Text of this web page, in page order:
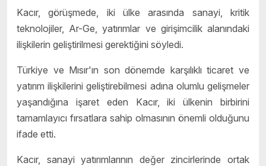
Kacır, görüşmede, iki ülke arasında sanayi, kritik
teknolojiler, Ar-Ge, yatırımlar ve girişimcilik alanındaki
ilişkilerin geliştirilmesi gerektiğini söyledi.
Türkiye ve Mısır'ın son dönemde karşılıklı ticaret ve
yatırım ilişkilerini geliştirebilmesi adına olumlu gelişmeler
yaşandığına işaret eden Kacır, iki ülkenin birbirini
tamamlayıcı fırsatlara sahip olmasının önemli olduğunu
ifade etti.
Kacır, sanayi yatırımlarının değer zincirlerinde ortak